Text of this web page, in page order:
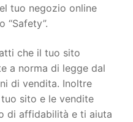
tuo negozio online
“Safety”.
che il tuo sito
a norma di legge dal
di vendita. Inoltre
tuo sito e le vendite
di affidabilità e ti aiuta